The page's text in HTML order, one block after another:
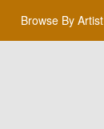
Browse By Artist